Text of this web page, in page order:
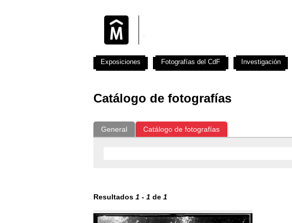
Catálogo de fotografías
General Catálogo de fotografías
Resultados 1 - 1 de 1
Exposiciones Fotografías del CdF Investigación